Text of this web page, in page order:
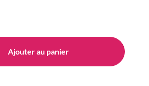
Ajouter au panier